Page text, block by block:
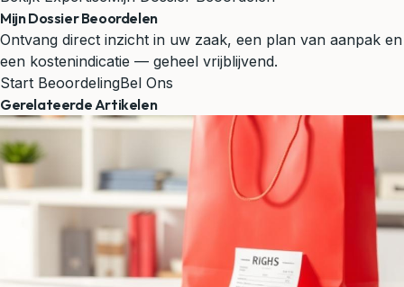
Mijn Dossier Beoordelen
Ontvang direct inzicht in uw zaak, een plan van aanpak en
een kostenindicatie — geheel vrijblijvend.
Start BeoordelingBel Ons
Gerelateerde Artikelen